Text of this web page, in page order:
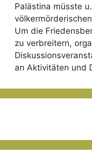
Palästina müsste
Um die
zu verbreitern,
an Aktivitäten und